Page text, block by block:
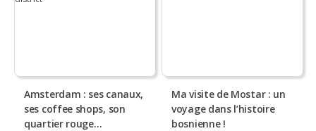
Amsterdam : ses canaux,
ses coffee shops, son
quartier rouge…
Ma visite de Mostar : un
voyage dans l’histoire
bosnienne !